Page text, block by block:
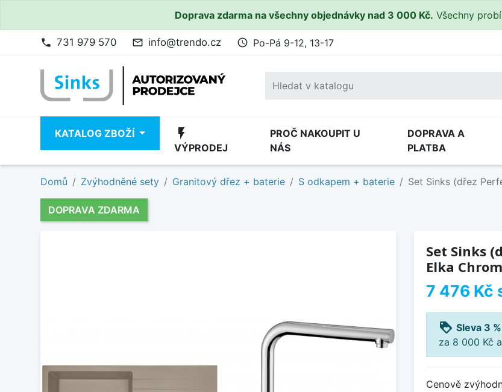
Doprava zdarma na všechny objednávky nad 3 000 Kč. Všechny
phone 731 979 570 mail_outline info@trendo.cz access_time Po-Pá 9-12, 13-17
KATALOG ZBOŽÍ flash_on
VÝPRODEJ
PROČ NAKOUPIT U
NÁS
DOPRAVA A
PLATBA
Domů Zvýhodněné sety Granitový dřez + baterie S odkapem + baterie Set Sinks (dřez
DOPRAVA ZDARMA
Set Sinks
Elka
7 476 Kč
loyalty Sleva 3
za 8 000 Kč
Cenově